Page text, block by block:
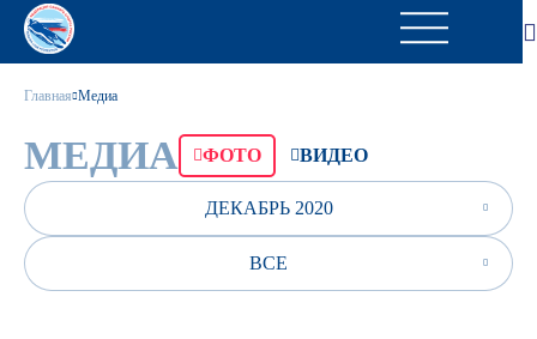
Главная Медиа
МЕДИА ФОТО ВИДЕО
ДЕКАБРЬ 2020
ВСЕ